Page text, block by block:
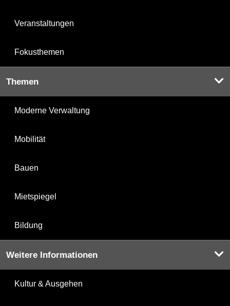
Veranstaltungen
Fokusthemen
Themen
Moderne Verwaltung
Mobilität
Bauen
Mietspiegel
Bildung
Weitere Informationen
Kultur & Ausgehen